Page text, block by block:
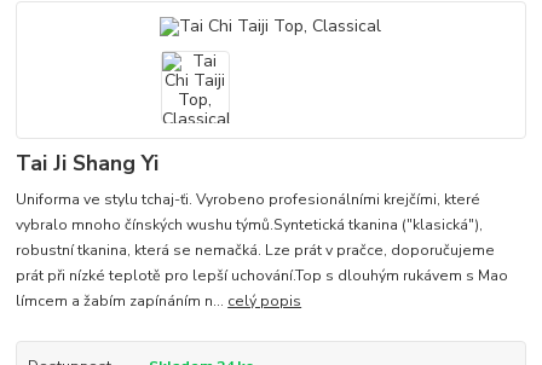
Tai Ji Shang Yi
Uniforma ve stylu tchaj-ťi. Vyrobeno profesionálními krejčími, které
vybralo mnoho čínských wushu týmů.Syntetická tkanina ("klasická"),
robustní tkanina, která se nemačká. Lze prát v pračce, doporučujeme
prát při nízké teplotě pro lepší uchování.Top s dlouhým rukávem s Mao
límcem a žabím zapínáním n... celý popis